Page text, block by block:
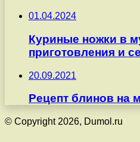
01.04.2024
Куриные ножки в
приготовления и
20.09.2021
Рецепт блинов на
© Copyright 2026, Dumol.ru